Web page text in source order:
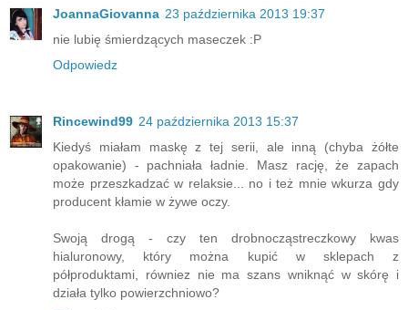
JoannaGiovanna 23 października 2013 19:37
nie lubię śmierdzących maseczek :P
Odpowiedz
Rincewind99 24 października 2013 15:37
Kiedyś miałam maskę z tej serii, ale inną (chyba żółte
opakowanie) - pachniała ładnie. Masz rację, że zapach
może przeszkadzać w relaksie... no i też mnie wkurza gdy
producent kłamie w żywe oczy.
Swoją drogą - czy ten drobnocząstreczkowy kwas
hialuronowy, który można kupić w sklepach z
półproduktami, równiez nie ma szans wniknąć w skórę i
działa tylko powierzchniowo?